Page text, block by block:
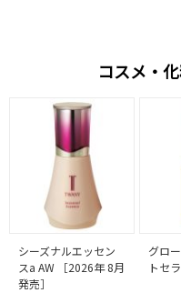
コスメ・
シーズナルエッセン
スa AW ［2026年 8月
発売］
グロ
トセ